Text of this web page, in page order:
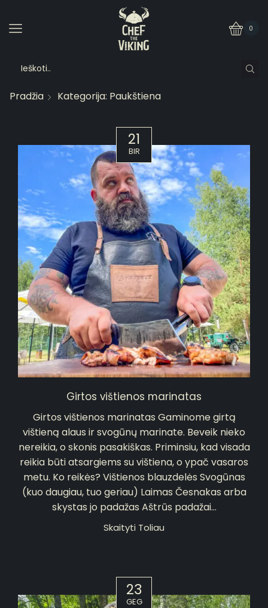
0
Pradžia Kategorija: Paukštiena
21
BIR
Girtos vištienos marinatas
Girtos vištienos marinatas Gaminome girtą
vištieną alaus ir svogūnų marinate. Beveik nieko
nereikia, o skonis pasakiškas. Priminsiu, kad visada
reikia būti atsargiems su vištiena, o ypač vasaros
metu. Ko reikės? Vištienos blauzdelės Svogūnas
(kuo daugiau, tuo geriau) Laimas Česnakas arba
skystas jo padažas Aštrūs padažai...
Skaityti Toliau
23
GEG